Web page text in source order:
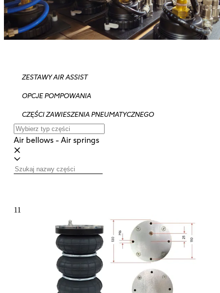
ZESTAWY AIR ASSIST
OPCJE POMPOWANIA
CZĘŚCI ZAWIESZENIA PNEUMATYCZNEGO
Air bellows - Air springs
11